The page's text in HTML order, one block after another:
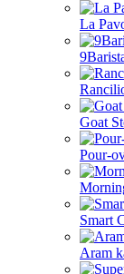
La
Goat
Pour-
Smart
Aram